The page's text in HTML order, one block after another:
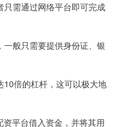
只需通过网络平台即可完成
一般只需要提供身份证、银
10倍的杠杆，这可以极大地
平台借入资金，并将其用